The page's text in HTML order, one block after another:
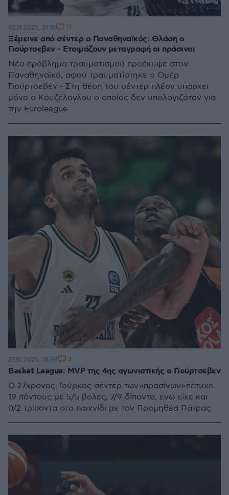
Ξέμεινε από σέντερ ο Παναθηναϊκός: Θλάση ο
Γιούρτσεβεν - Ετοιμάζουν μεταγραφή οι πράσινοι
Νέο πρόβλημα τραυματισμού προέκυψε στον
Παναθηναϊκό, αφού τραυματίστηκε ο Ομέρ
Γιούρτσεβεν - Στη θέση του σέντερ πλέον υπάρχει
μόνο ο Κόυζέλογλου ο οποίος δεν υπολογιζόταν για
την Euroleague
02.11.2025, 21:18 11
Basket League: MVP της 4ης αγωνιστικής ο Γιούρτσεβεν
Ο 27χρονος Τούρκος σέντερ των «πρασίνων» πέτυχε
19 πόντους με 5/5 βολές, 7/9 δίποντα, ενώ είχε και
0/2 τρίποντα στο παιχνίδι με τον Προμηθέα Πάτρας
27.10.2025, 18:38 3